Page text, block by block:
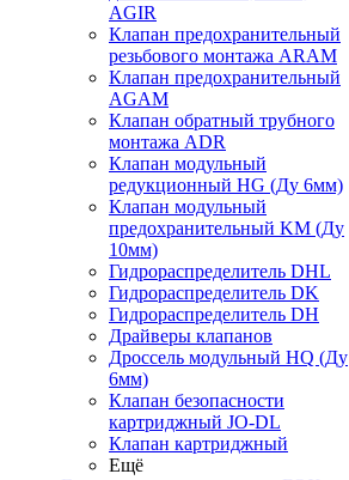
AGIR
Клапан предохранительный
резьбового монтажа ARAM
Клапан предохранительный
AGAM
Клапан обратный трубного
монтажа ADR
Клапан модульный
редукционный HG (Ду 6мм)
Клапан модульный
предохранительный KM (Ду
10мм)
Гидрораспределитель DHL
Гидрораспределитель DK
Гидрораспределитель DH
Драйверы клапанов
Дроссель модульный HQ (Ду
6мм)
Клапан безопасности
картриджный JO-DL
Клапан картриджный
Ещё